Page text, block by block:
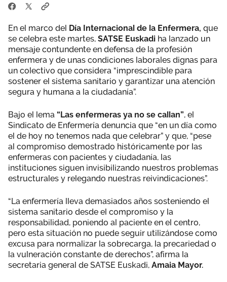
En el marco del Día Internacional de la Enfermera, que
se celebra este martes, SATSE Euskadi ha lanzado un
mensaje contundente en defensa de la profesión
enfermera y de unas condiciones laborales dignas para
un colectivo que considera “imprescindible para
sostener el sistema sanitario y garantizar una atención
segura y humana a la ciudadanía”.
Bajo el lema “Las enfermeras ya no se callan”, el
Sindicato de Enfermería denuncia que “en un día como
el de hoy no tenemos nada que celebrar” y que, “pese
al compromiso demostrado históricamente por las
enfermeras con pacientes y ciudadanía, las
instituciones siguen invisibilizando nuestros problemas
estructurales y relegando nuestras reivindicaciones”.
“La enfermería lleva demasiados años sosteniendo el
sistema sanitario desde el compromiso y la
responsabilidad, poniendo al paciente en el centro,
pero esta situación no puede seguir utilizándose como
excusa para normalizar la sobrecarga, la precariedad o
la vulneración constante de derechos”, afirma la
secretaria general de SATSE Euskadi, Amaia Mayor.